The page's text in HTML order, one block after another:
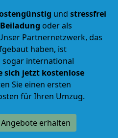
und stressfrei
Beiladung oder als
Partnernetzwerk, das
haben, ist
international
sich jetzt kostenlose
Sie einen ersten
für Ihren Umzug.
erhalten